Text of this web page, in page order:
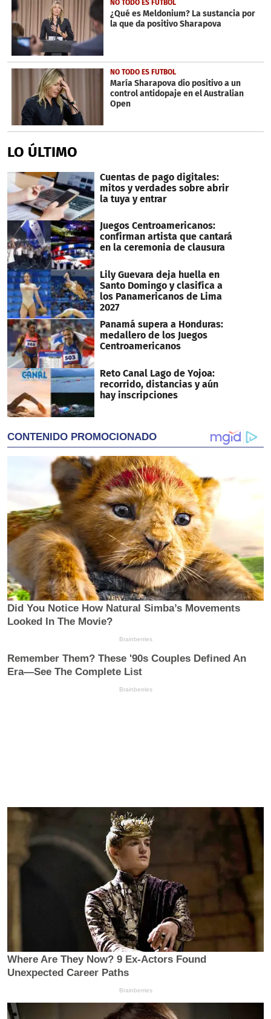
NO TODO ES FUTBOL
¿Qué es Meldonium? La sustancia por
la que da positivo Sharapova
NO TODO ES FUTBOL
María Sharapova dio positivo a un
control antidopaje en el Australian
Open
LO ÚLTIMO
Cuentas de pago digitales:
mitos y verdades sobre abrir
la tuya y entrar
Juegos Centroamericanos:
confirman artista que cantará
en la ceremonia de clausura
Lily Guevara deja huella en
Santo Domingo y clasifica a
los Panamericanos de Lima
2027
Panamá supera a Honduras:
medallero de los Juegos
Centroamericanos
Reto Canal Lago de Yojoa:
recorrido, distancias y aún
hay inscripciones